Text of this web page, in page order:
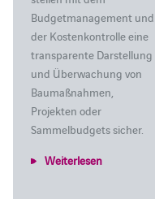
Budgetmanagement und
der Kostenkontrolle eine
transparente Darstellung
und Überwachung von
Baumaßnahmen,
Projekten oder
Sammelbudgets sicher.
Weiterlesen